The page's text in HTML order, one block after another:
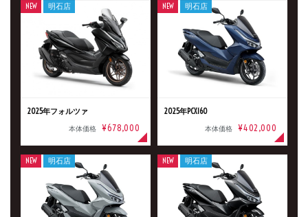
2025年フォルツァ
本体価格 ¥678,000
NEW 明石店
2025年PCX160
本体価格 ¥402,000
NEW 明石店
NEW 明石店 NEW 明石店